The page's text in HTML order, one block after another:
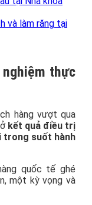
và làm răng tại
thực
hàng vượt qua
kết quả điều trị
trong suốt hành
quốc tế ghé
một kỳ vọng và